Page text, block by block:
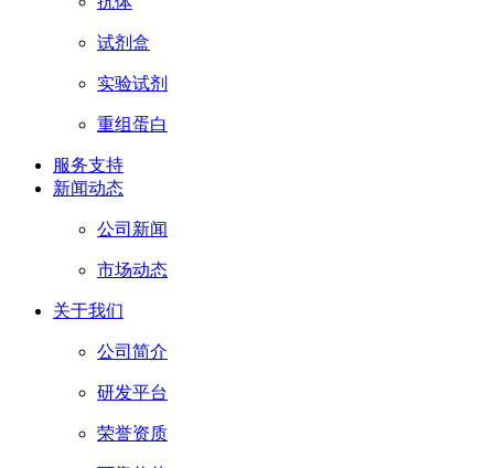
试剂盒
实验试剂
重组蛋白
服务支持
新闻动态
公司新闻
市场动态
关于我们
公司简介
研发平台
荣誉资质